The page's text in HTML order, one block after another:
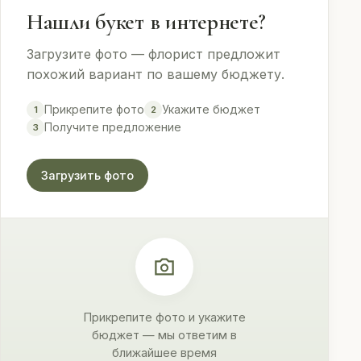
Нашли букет в интернете?
Загрузите фото — флорист предложит
похожий вариант по вашему бюджету.
1 Прикрепите фото 2 Укажите бюджет
3 Получите предложение
Загрузить фото
Прикрепите фото и укажите
бюджет — мы ответим в
ближайшее время